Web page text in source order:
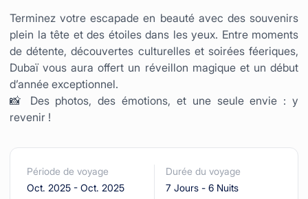
Terminez votre escapade en beauté avec des souvenirs
plein la tête et des étoiles dans les yeux. Entre moments
de détente, découvertes culturelles et soirées féeriques,
Dubaï vous aura offert un réveillon magique et un début
d’année exceptionnel.
📸 Des photos, des émotions, et une seule envie : y
revenir !
Période de voyage
Oct. 2025 - Oct. 2025
Durée du voyage
7 Jours- 6 Nuits